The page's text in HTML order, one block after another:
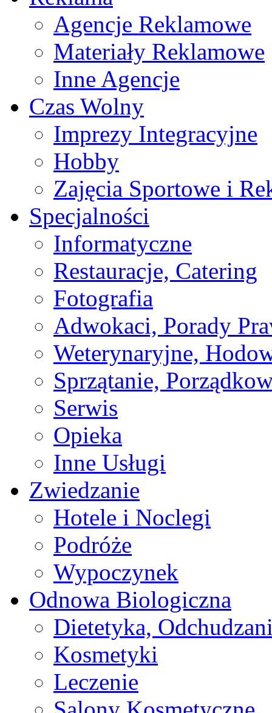
Agencje Reklamowe
Materiały Reklamowe
Inne Agencje
Czas Wolny
Imprezy Integracyjne
Hobby
Zajęcia Sportowe i
Specjalności
Informatyczne
Restauracje, Catering
Fotografia
Adwokaci, Porady
Weterynaryjne,
Sprzątanie,
Serwis
Opieka
Inne Usługi
Zwiedzanie
Hotele i Noclegi
Podróże
Wypoczynek
Odnowa Biologiczna
Dietetyka,
Kosmetyki
Leczenie